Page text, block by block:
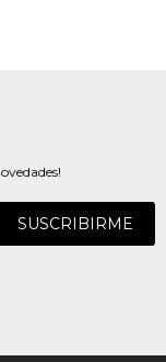
SUSCRIBIRME